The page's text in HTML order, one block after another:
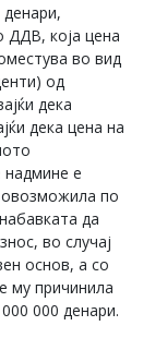
ДДВ, која цена
во вид
од
дека
дека цена на
надмине е
по
да
во случај
основ, а со
му причинила
000 денари.